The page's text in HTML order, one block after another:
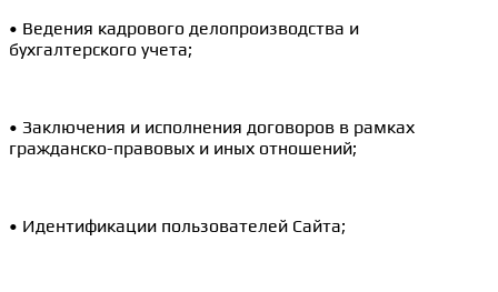
• Ведения кадрового делопроизводства и
бухгалтерского учета;
• Заключения и исполнения договоров в рамках
гражданско-правовых и иных отношений;
• Идентификации пользователей Сайта;